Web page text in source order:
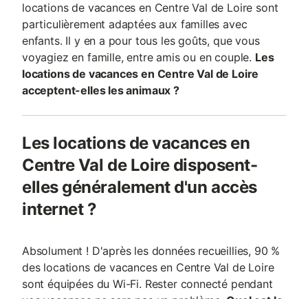
locations de vacances en Centre Val de Loire sont
particulièrement adaptées aux familles avec
enfants. Il y en a pour tous les goûts, que vous
voyagiez en famille, entre amis ou en couple. Les
locations de vacances en Centre Val de Loire
acceptent-elles les animaux ?
Les locations de vacances en
Centre Val de Loire disposent-
elles généralement d'un accès
internet ?
Absolument ! D'après les données recueillies, 90 %
des locations de vacances en Centre Val de Loire
sont équipées du Wi-Fi. Rester connecté pendant